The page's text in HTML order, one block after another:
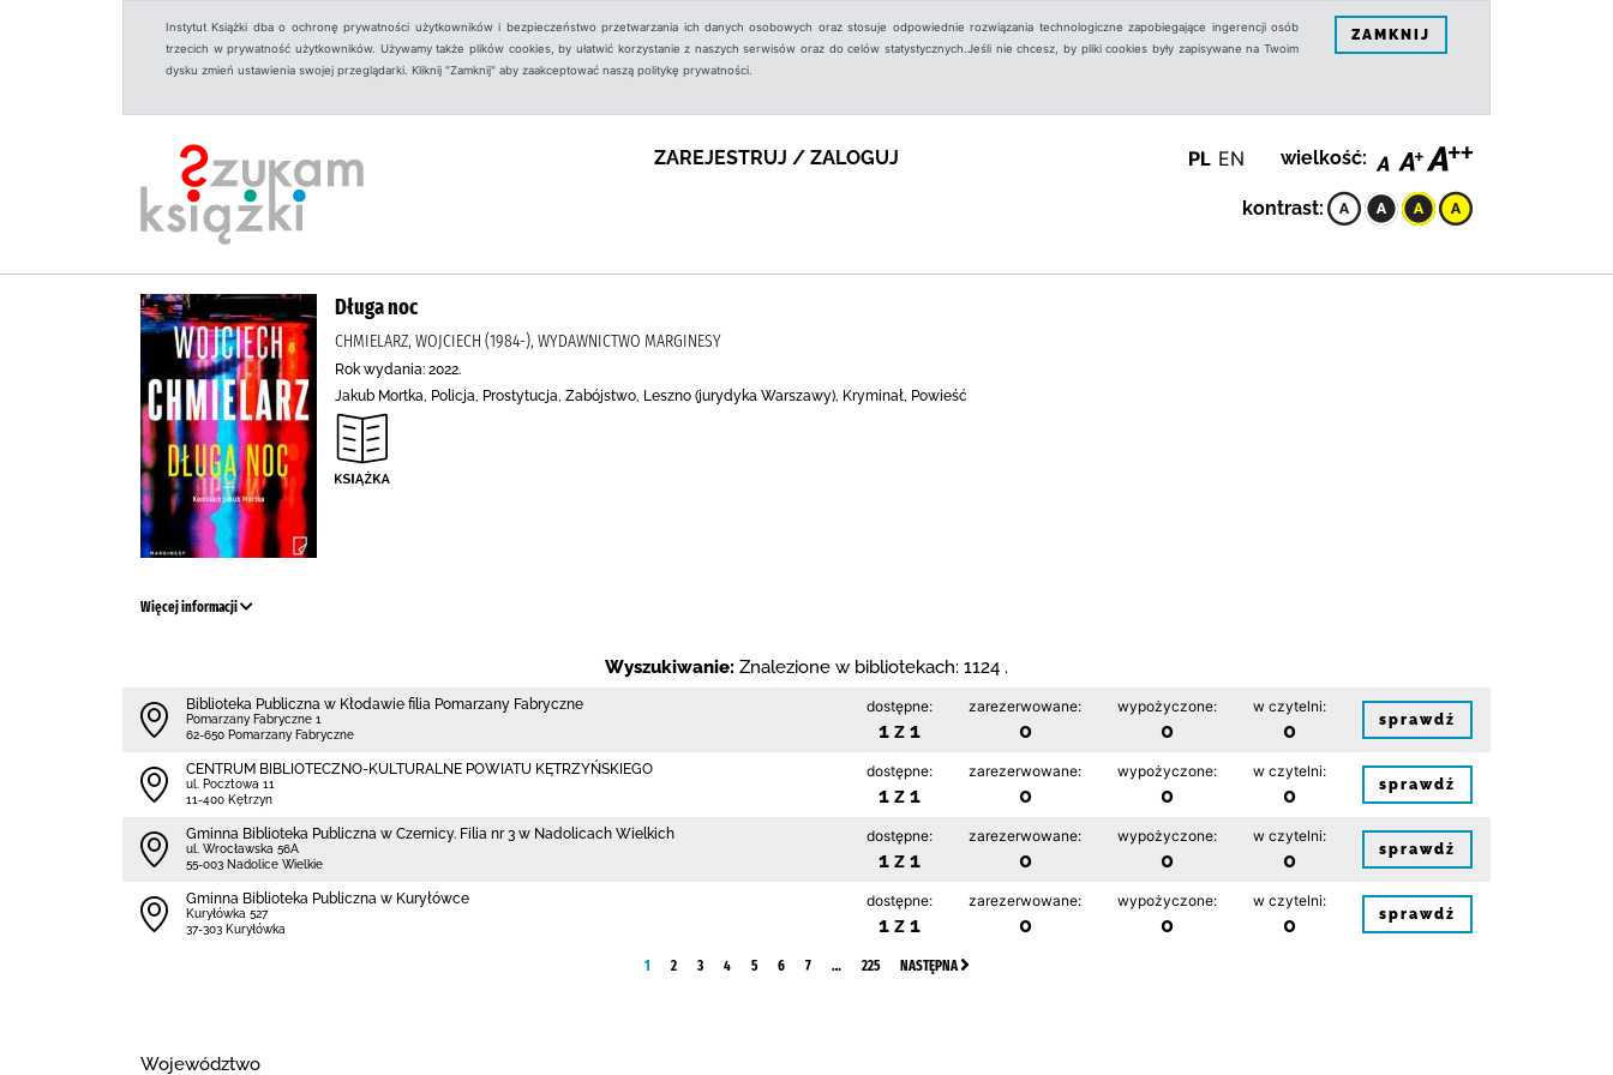
Instytut Książki dba o ochronę prywatności użytkowników i bezpieczeństwo przetwarzania ich danych osobowych oraz stosuje odpowiednie rozwiązania technologiczne zapobiegające ingerencji osób
trzecich w prywatność użytkowników. Używamy także plików cookies, by ułatwić korzystanie z naszych serwisów oraz do celów statystycznych.Jeśli nie chcesz, by pliki cookies były zapisywane na Twoim
dysku zmień ustawienia swojej przeglądarki. Kliknij "Zamknij" aby zaakceptować naszą politykę prywatności.
ZAMKNIJ
ZAREJESTRUJ / ZALOGUJ PL EN wielkość:
kontrast:
Długa noc
CHMIELARZ, WOJCIECH (1984-), WYDAWNICTWO MARGINESY
Rok wydania: 2022.
Jakub Mortka, Policja, Prostytucja, Zabójstwo, Leszno (jurydyka Warszawy), Kryminał, Powieść
Więcej informacji
Wyszukiwanie: Znalezione w bibliotekach: 1124 .
Biblioteka Publiczna w Kłodawie filia Pomarzany Fabryczne
Pomarzany Fabryczne 1
62-650 Pomarzany Fabryczne
dostępne:
1 z 1
zarezerwowane:
0
wypożyczone:
0
w czytelni:
0 sprawdź
CENTRUM BIBLIOTECZNO-KULTURALNE POWIATU KĘTRZYŃSKIEGO
ul. Pocztowa 11
11-400 Kętrzyn
dostępne:
1 z 1
zarezerwowane:
0
wypożyczone:
0
w czytelni:
0 sprawdź
Gminna Biblioteka Publiczna w Czernicy. Filia nr 3 w Nadolicach Wielkich
ul. Wrocławska 56A
55-003 Nadolice Wielkie
dostępne:
1 z 1
zarezerwowane:
0
wypożyczone:
0
w czytelni:
0 sprawdź
Gminna Biblioteka Publiczna w Kuryłówce
Kuryłówka 527
37-303 Kuryłówka
dostępne:
1 z 1
zarezerwowane:
0
wypożyczone:
0
w czytelni:
0 sprawdź
1 2 3 4 5 6 7 … 225 NASTĘPNA
Województwo